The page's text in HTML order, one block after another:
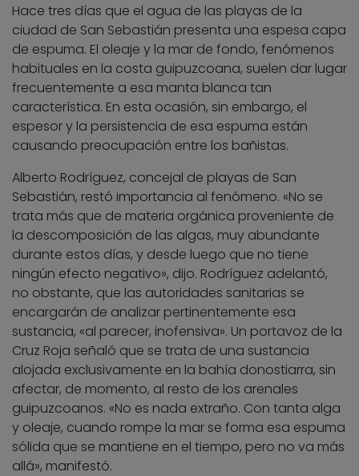
Hace tres días que el agua de las playas de la
ciudad de San Sebastián presenta una espesa capa
de espuma. El oleaje y la mar de fondo, fenómenos
habituales en la costa guipuzcoana, suelen dar lugar
frecuentemente a esa manta blanca tan
característica. En esta ocasión, sin embargo, el
espesor y la persistencia de esa espuma están
causando preocupación entre los bañistas.
Alberto Rodríguez, concejal de playas de San
Sebastián, restó importancia al fenómeno. «No se
trata más que de materia orgánica proveniente de
la descomposición de las algas, muy abundante
durante estos días, y desde luego que no tiene
ningún efecto negativo», dijo. Rodríguez adelantó,
no obstante, que las autoridades sanitarias se
encargarán de analizar pertinentemente esa
sustancia, «al parecer, inofensiva». Un portavoz de la
Cruz Roja señaló que se trata de una sustancia
alojada exclusivamente en la bahía donostiarra, sin
afectar, de momento, al resto de los arenales
guipuzcoanos. «No es nada extraño. Con tanta alga
y oleaje, cuando rompe la mar se forma esa espuma
sólida que se mantiene en el tiempo, pero no va más
allá», manifestó.